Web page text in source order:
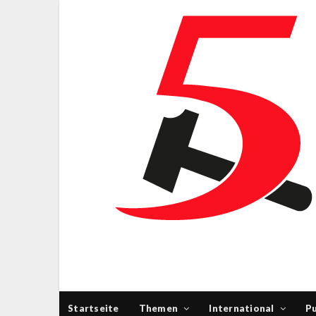
Startseite Themen International